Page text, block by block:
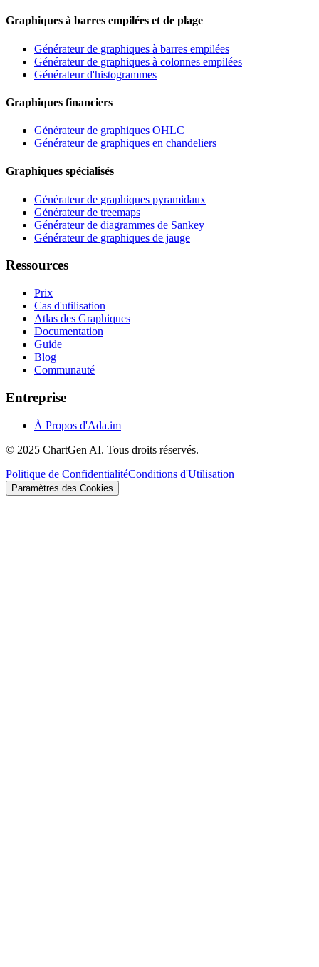
Graphiques à barres empilées et de plage
Générateur de graphiques à barres empilées
Générateur de graphiques à colonnes empilées
Générateur d'histogrammes
Graphiques financiers
Générateur de graphiques OHLC
Générateur de graphiques en chandeliers
Graphiques spécialisés
Générateur de graphiques pyramidaux
Générateur de treemaps
Générateur de diagrammes de Sankey
Générateur de graphiques de jauge
Ressources
Prix
Cas d'utilisation
Atlas des Graphiques
Documentation
Guide
Blog
Communauté
Entreprise
À Propos d'Ada.im
© 2025 ChartGen AI. Tous droits réservés.
Politique de ConfidentialitéConditions d'Utilisation
Paramètres des Cookies